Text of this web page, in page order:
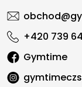
obchod@
+420 739
Gymtime